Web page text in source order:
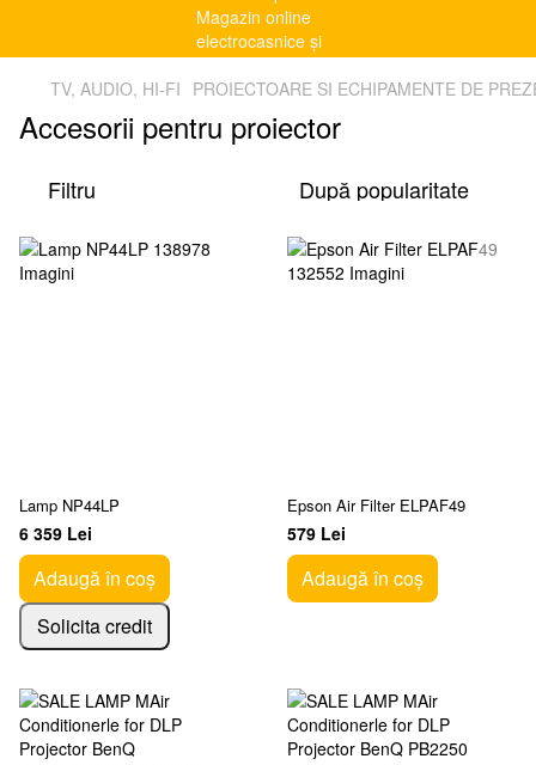
TV, AUDIO, HI-FI PROIECTOARE SI ECHIPAMENTE DE
Accesorii pentru proiector
Filtru După popularitate
Lamp NP44LP
6 359 Lei
Adaugă în coș
Solicita credit
Epson Air Filter ELPAF49
579 Lei
Adaugă în coș